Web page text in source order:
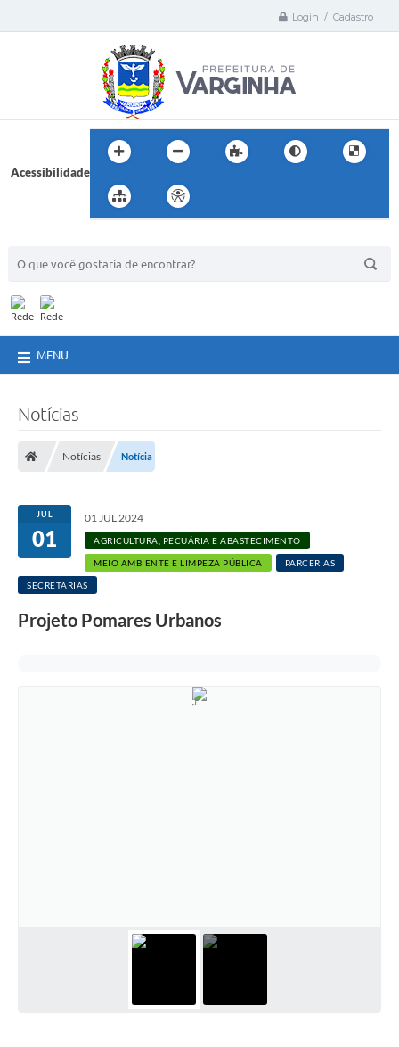
Login / Cadastro
Acessibilidade
MENU
Notícias
Notícias Notícia
JUL
01
01 JUL 2024
AGRICULTURA, PECUÁRIA E ABASTECIMENTO
MEIO AMBIENTE E LIMPEZA PÚBLICA PARCERIAS
SECRETARIAS
Projeto Pomares Urbanos